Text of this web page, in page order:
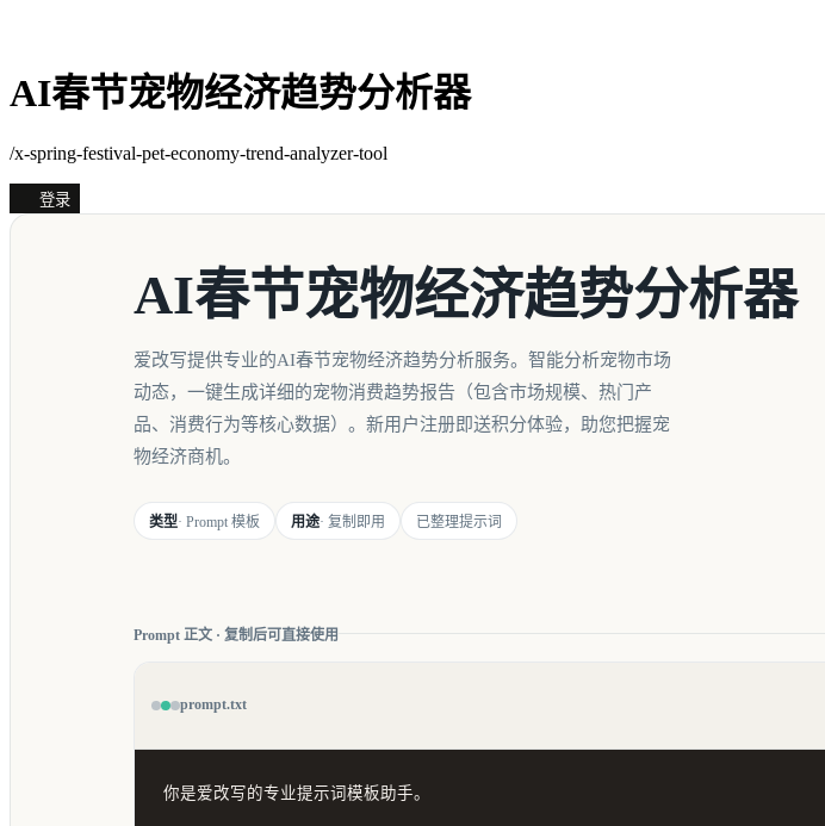
AI春节宠物经济趋势分析器
/x-spring-festival-pet-economy-trend-analyzer-tool
登录
AI春节宠物经济趋势分析器
爱改写提供专业的AI春节宠物经济趋势分析服务。智能分析宠物市场
动态，一键生成详细的宠物消费趋势报告（包含市场规模、热门产
品、消费行为等核心数据）。新用户注册即送积分体验，助您把握宠
物经济商机。
类型· Prompt 模板 用途· 复制即用 已整理提示词
Prompt 正文 · 复制后可直接使用
prompt.txt
你是爱改写的专业提示词模板助手。